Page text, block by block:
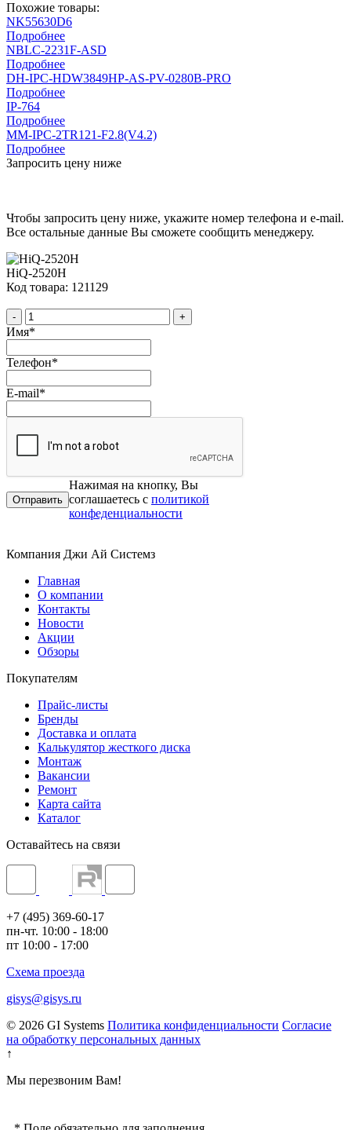
Похожие товары:
NK55630D6
Подробнее
NBLC-2231F-ASD
Подробнее
DH-IPC-HDW3849HP-AS-PV-0280B-PRO
Подробнее
IP-764
Подробнее
MM-IPC-2TR121-F2.8(V4.2)
Подробнее
Запросить цену ниже
Чтобы запросить цену ниже, укажите номер телефона и e-mail.
Все остальные данные Вы сможете сообщить менеджеру.
HiQ-2520Н
Код товара: 121129
- +
Имя*
Телефон*
E-mail*
Нажимая на кнопку, Вы
соглашаетесь с политикой
конфеденциальности
Компания Джи Ай Системз
Главная
О компании
Контакты
Новости
Акции
Обзоры
Покупателям
Прайс-листы
Бренды
Доставка и оплата
Калькулятор жесткого диска
Монтаж
Вакансии
Ремонт
Карта сайта
Каталог
Оставайтесь на связи
+7 (495) 369-60-17
пн-чт. 10:00 - 18:00
пт 10:00 - 17:00
Схема проезда
gisys@gisys.ru
© 2026 GI Systems Политика конфиденциальности Согласие
на обработку персональных данных
↑
Мы перезвоним Вам!